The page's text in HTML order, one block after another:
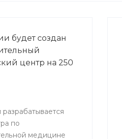
будет создан
центр на 250
по
медицине